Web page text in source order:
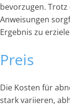
bevorzugen.
Anweisungen
Ergebnis zu
Preis
Die Kosten für
stark variieren,